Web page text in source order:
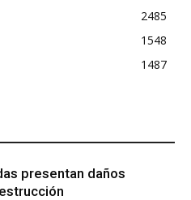
2485
1548
1487
presentan daños